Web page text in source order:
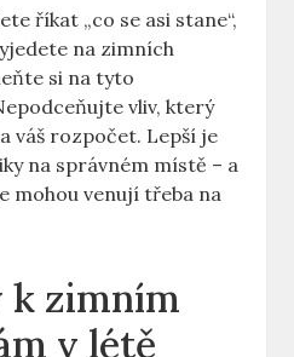
říkat „co se asi stane“,
na zimních
si na tyto
vliv, který
váš rozpočet. Lepší je
na správném místě – a
mohou venují třeba na
zimním
v létě